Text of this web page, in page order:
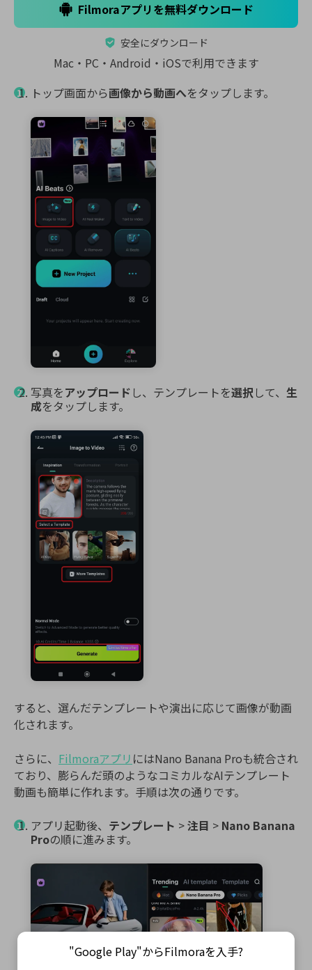
Filmoraアプリを無料ダウンロード
安全にダウンロード
Mac・PC・Android・iOSで利用できます
トップ画面から画像から動画へをタップします。
写真をアップロード し、テンプレートを選択 して、 生
成をタップします。
すると、選んだテンプレートや演出に応じて画像が動画
化されます。
さらに、 Filmoraアプリ にはNano Banana Proも統合され
ており、膨らんだ頭のようなコミカルなAIテンプレート
動画も簡単に作れます。手順は次の通りです。
アプリ起動後、 テンプレート >注目 > Nano Banana
Proの順に進みます。
"Google Play"からFilmoraを入手?